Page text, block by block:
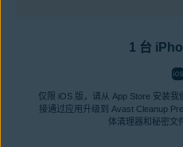
1 台
仅限 iOS 版，请从 App Store 安装
接通过应用升级到 Avast Cleanup
体清理器和秘密文